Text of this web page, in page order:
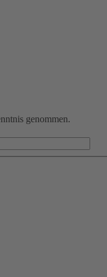
genommen.